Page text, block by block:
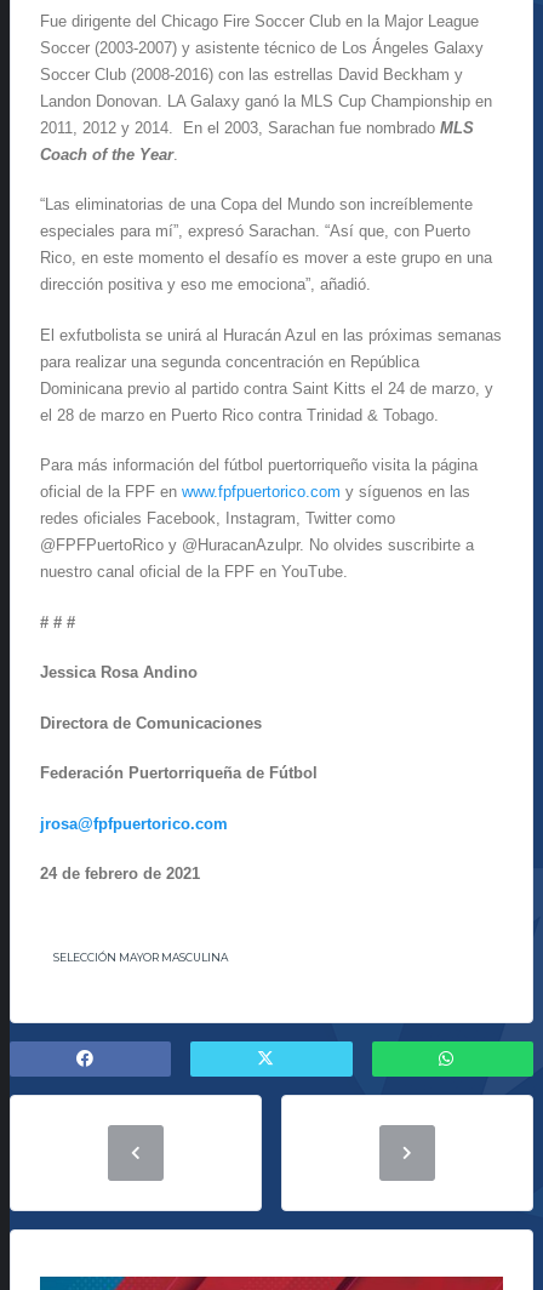
Fue dirigente del Chicago Fire Soccer Club en la Major League
Soccer (2003-2007) y asistente técnico de Los Ángeles Galaxy
Soccer Club (2008-2016) con las estrellas David Beckham y
Landon Donovan. LA Galaxy ganó la MLS Cup Championship en
2011, 2012 y 2014. En el 2003, Sarachan fue nombrado MLS
Coach of the Year.
“Las eliminatorias de una Copa del Mundo son increíblemente
especiales para mí”, expresó Sarachan. “Así que, con Puerto
Rico, en este momento el desafío es mover a este grupo en una
dirección positiva y eso me emociona”, añadió.
El exfutbolista se unirá al Huracán Azul en las próximas semanas
para realizar una segunda concentración en República
Dominicana previo al partido contra Saint Kitts el 24 de marzo, y
el 28 de marzo en Puerto Rico contra Trinidad & Tobago.
Para más información del fútbol puertorriqueño visita la página
oficial de la FPF en www.fpfpuertorico.com y síguenos en las
redes oficiales Facebook, Instagram, Twitter como
@FPFPuertoRico y @HuracanAzulpr. No olvides suscribirte a
nuestro canal oficial de la FPF en YouTube.
# # #
Jessica Rosa Andino
Directora de Comunicaciones
Federación Puertorriqueña de Fútbol
jrosa@fpfpuertorico.com
24 de febrero de 2021
SELECCIÓN MAYOR MASCULINA